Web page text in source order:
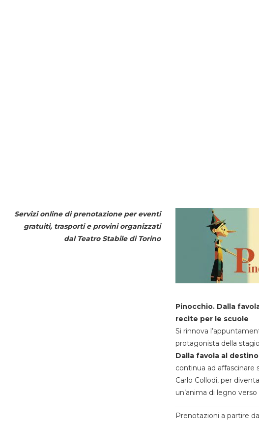
Servizi online di prenotazione per eventi
gratuiti, trasporti e provini organizzati
dal Teatro Stabile di Torino
Pinocchio. Dalla
recite per le scuole
Si rinnova
protagonista della
Dalla favola al
continua ad affascinare
Carlo Collodi, per
un’anima di legno verso
Prenotazioni a partire